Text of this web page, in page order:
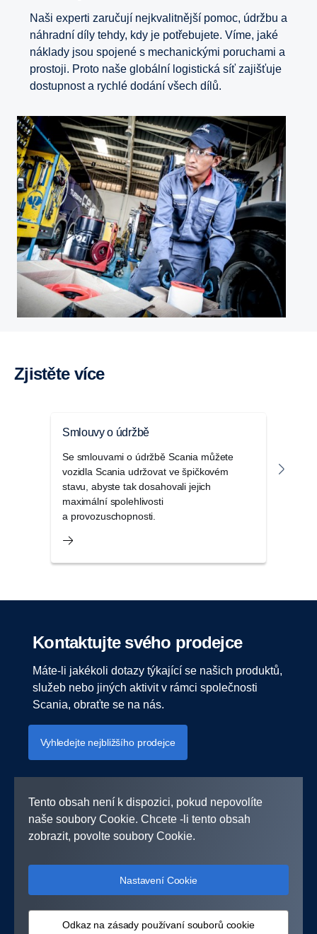
Naši experti zaručují nejkvalitnější pomoc, údržbu a
náhradní díly tehdy, kdy je potřebujete. Víme, jaké
náklady jsou spojené s mechanickými poruchami a
prostoji. Proto naše globální logistická síť zajišťuje
dostupnost a rychlé dodání všech dílů.
Zjistěte více
Smlouvy o údržbě
Se smlouvami o údržbě Scania můžete
vozidla Scania udržovat ve špičkovém
stavu, abyste tak dosahovali jejich
maximální spolehlivosti
a provozuschopnosti.
Kontaktujte svého prodejce
Máte-li jakékoli dotazy týkající se našich produktů,
služeb nebo jiných aktivit v rámci společnosti
Scania, obraťte se na nás.
Vyhledejte nejbližšího prodejce
Tento obsah není k dispozici, pokud nepovolíte
naše soubory Cookie. Chcete -li tento obsah
zobrazit, povolte soubory Cookie.
Nastavení Cookie
Odkaz na zásady používaní souborů cookie